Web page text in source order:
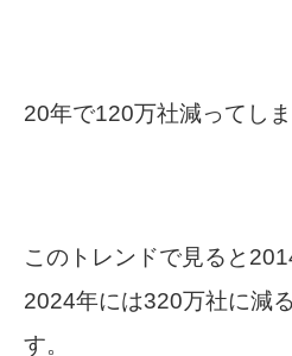
20年で120万社減ってしま
このトレンドで見ると
2024年には320万社に減
す。